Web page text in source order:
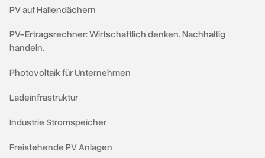
PV auf Hallendächern
PV-Ertragsrechner: Wirtschaftlich denken. Nachhaltig
handeln.
Photovoltaik für Unternehmen
Ladeinfrastruktur
⁠⁠Industrie Stromspeicher
Freistehende PV Anlagen